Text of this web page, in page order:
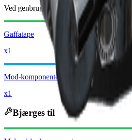
Ved genbrug modtager du -2950 mindre
Gaffatape
x1
Mod-komponenter
x1
Bjærges til